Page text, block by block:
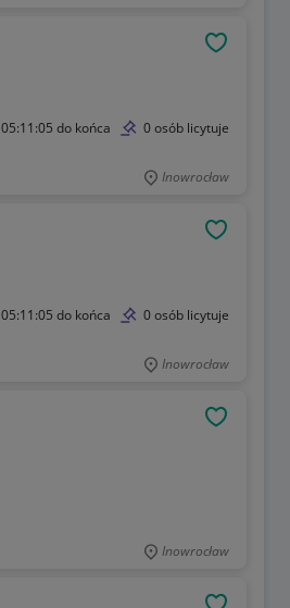
05:11:05 do końca 0 osób licytuje
Inowrocław
05:11:05 do końca 0 osób licytuje
Inowrocław
Inowrocław